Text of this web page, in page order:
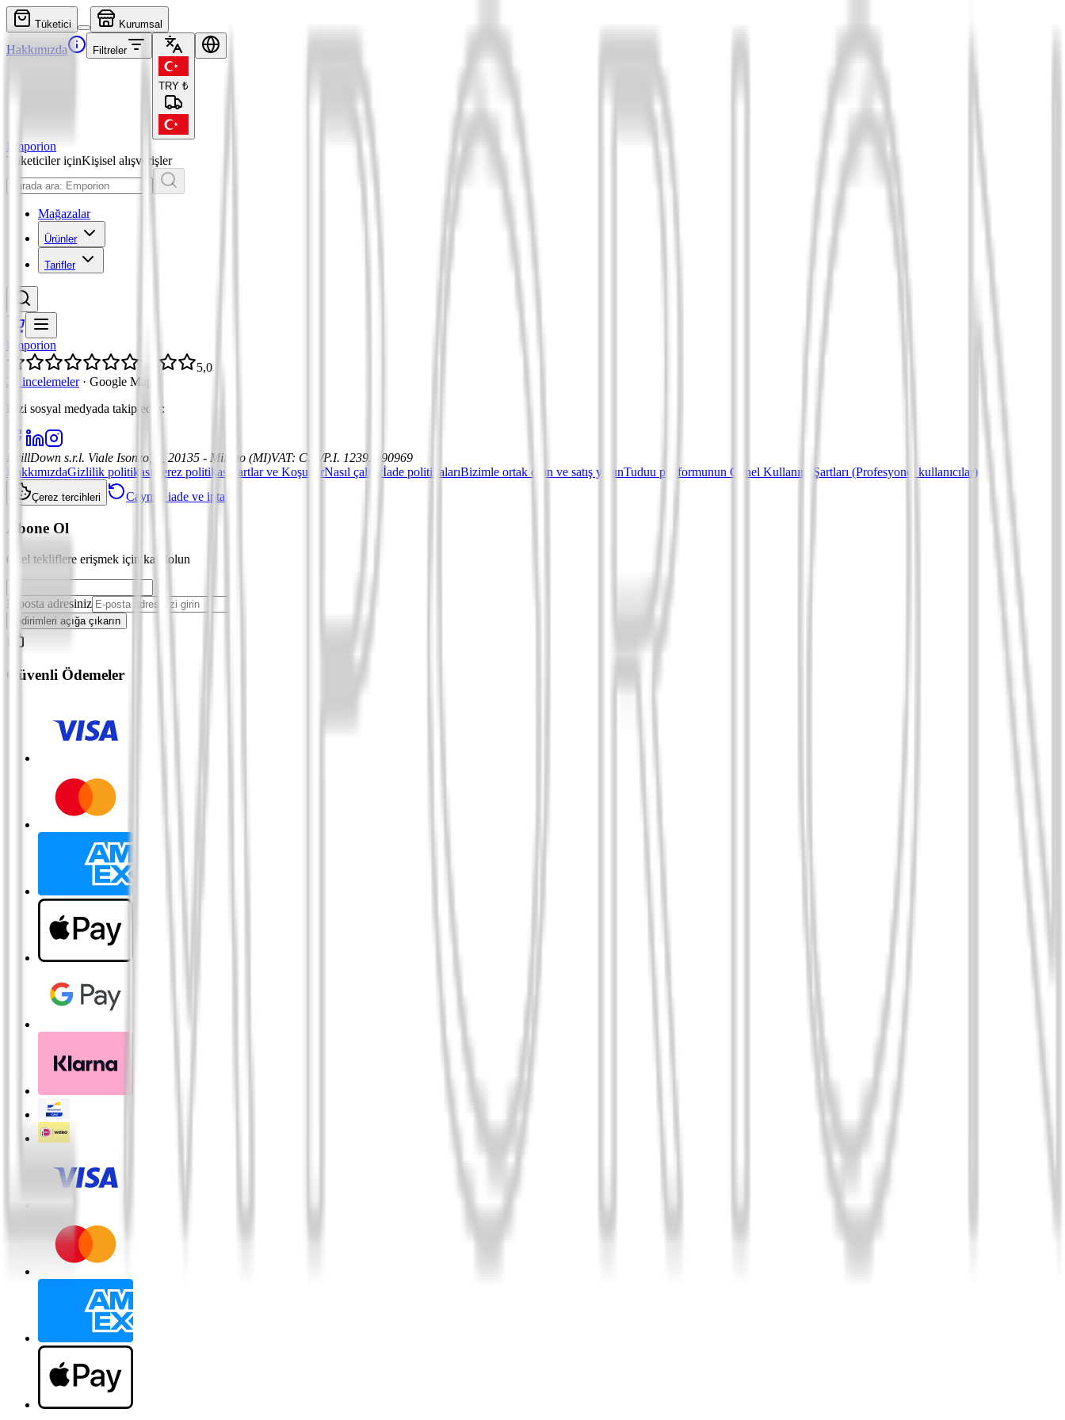
Tüketici Kurumsal
Hakkımızda Filtreler
TRY ₺
Emporion
Tüketiciler içinKişisel alışverişler
Mağazalar
Ürünler
Tarifler
Emporion
5,0
21 incelemeler · Google Maps
Bizi sosyal medyada takip edin :
DrillDown s.r.l. Viale Isonzo, 8, 20135 - Milano (MI)VAT: C.F./P.I. 12392590969
HakkımızdaGizlilik politikası Çerez politikası Şartlar ve KoşullarNasıl çalışırİade politikalarıBizimle ortak olun ve satış yapınTuduu platformunun Genel Kullanım Şartları (Profesyonel kullanıcılar)
Çerez tercihleri Cayma, iade ve iptal
Abone Ol
Özel tekliflere erişmek için kaydolun
E-posta adresiniz
İndirimleri açığa çıkarın
Güvenli Ödemeler